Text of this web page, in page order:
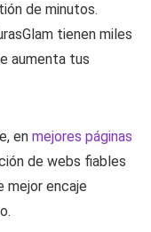
de minutos.
tienen miles
aumenta tus
en mejores páginas
de webs fiables
mejor encaje